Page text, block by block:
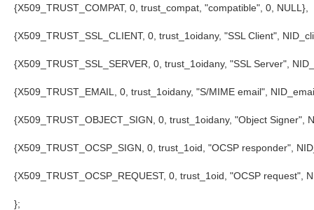
{X509_TRUST_COMPAT, 0, trust_compat, "compatible", 0, NULL},
{X509_TRUST_SSL_CLIENT, 0, trust_1oidany, "SSL Client",
{X509_TRUST_SSL_SERVER, 0, trust_1oidany, "SSL Server",
{X509_TRUST_EMAIL, 0, trust_1oidany, "S/MIME email",
{X509_TRUST_OBJECT_SIGN, 0, trust_1oidany, "Object Signer",
{X509_TRUST_OCSP_SIGN, 0, trust_1oid, "OCSP responder",
{X509_TRUST_OCSP_REQUEST, 0, trust_1oid, "OCSP request",
};